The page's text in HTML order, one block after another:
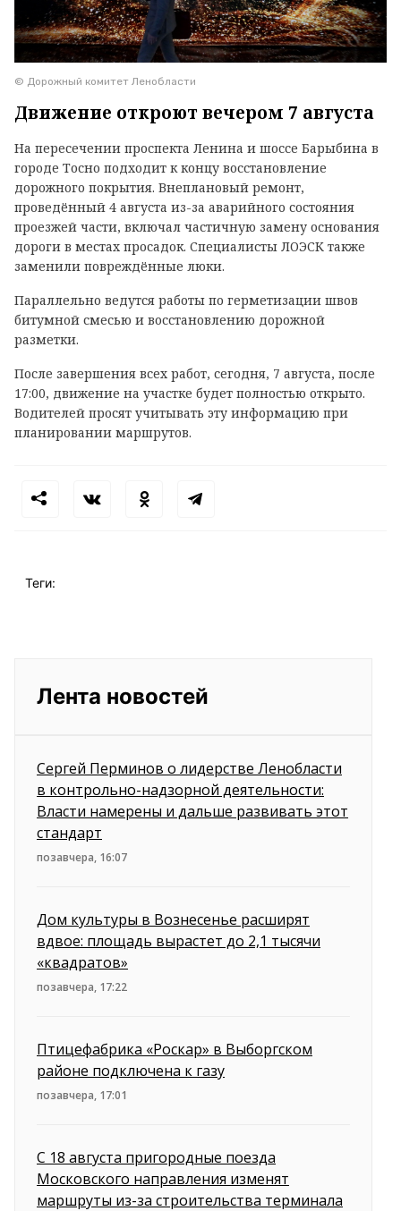
© Дорожный комитет Ленобласти
Движение откроют вечером 7 августа
На пересечении проспекта Ленина и шоссе Барыбина в
городе Тосно подходит к концу восстановление
дорожного покрытия. Внеплановый ремонт,
проведённый 4 августа из-за аварийного состояния
проезжей части, включал частичную замену основания
дороги в местах просадок. Специалисты ЛОЭСК также
заменили повреждённые люки.
Параллельно ведутся работы по герметизации швов
битумной смесью и восстановлению дорожной
разметки.
После завершения всех работ, сегодня, 7 августа, после
17:00, движение на участке будет полностью открыто.
Водителей просят учитывать эту информацию при
планировании маршрутов.
Теги:
Лента новостей
Сергей Перминов о лидерстве Ленобласти
в контрольно-надзорной деятельности:
Власти намерены и дальше развивать этот
стандарт
позавчера, 16:07
Дом культуры в Вознесенье расширят
вдвое: площадь вырастет до 2,1 тысячи
«квадратов»
позавчера, 17:22
Птицефабрика «Роскар» в Выборгском
районе подключена к газу
позавчера, 17:01
С 18 августа пригородные поезда
Московского направления изменят
маршруты из-за строительства терминала